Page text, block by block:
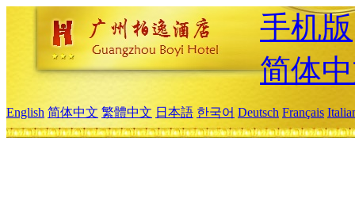
手机版
简体
English 简体中文 繁體中文 日本語 한국어 Deutsch Français